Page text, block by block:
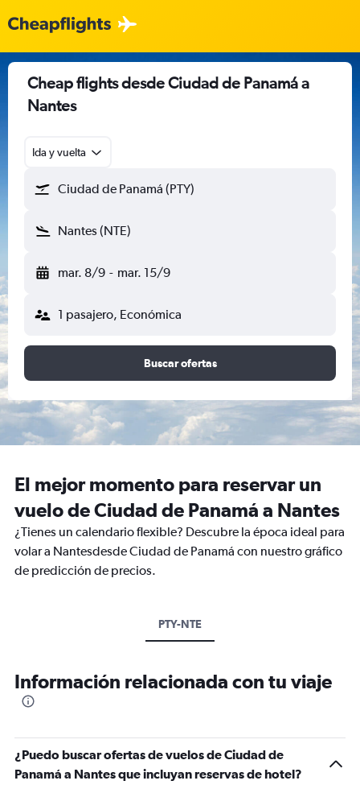
Cheap flights desde Ciudad de Panamá a
Nantes
Ida y vuelta
Ciudad de Panamá (PTY)
Nantes (NTE)
mar. 8/9 - mar. 15/9
1 pasajero, Económica
Buscar ofertas
El mejor momento para reservar un
vuelo de Ciudad de Panamá a Nantes
¿Tienes un calendario flexible? Descubre la época ideal para
volar a Nantesdesde Ciudad de Panamá con nuestro gráfico
de predicción de precios.
PTY-NTE
Información relacionada con tu viaje
¿Puedo buscar ofertas de vuelos de Ciudad de
Panamá a Nantes que incluyan reservas de hotel?